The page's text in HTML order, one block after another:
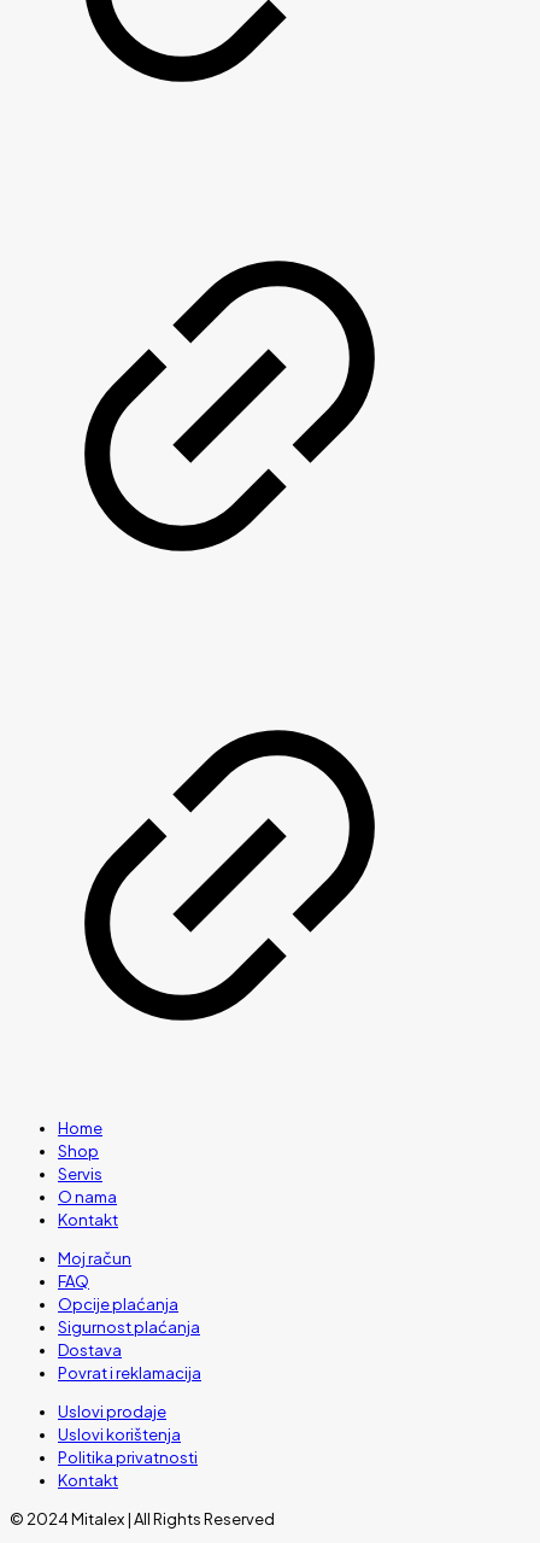
Home
Shop
Servis
O nama
Kontakt
Moj račun
FAQ
Opcije plaćanja
Sigurnost plaćanja
Dostava
Povrat i reklamacija
Uslovi prodaje
Uslovi korištenja
Politika privatnosti
Kontakt
© 2024 Mitalex | All Rights Reserved